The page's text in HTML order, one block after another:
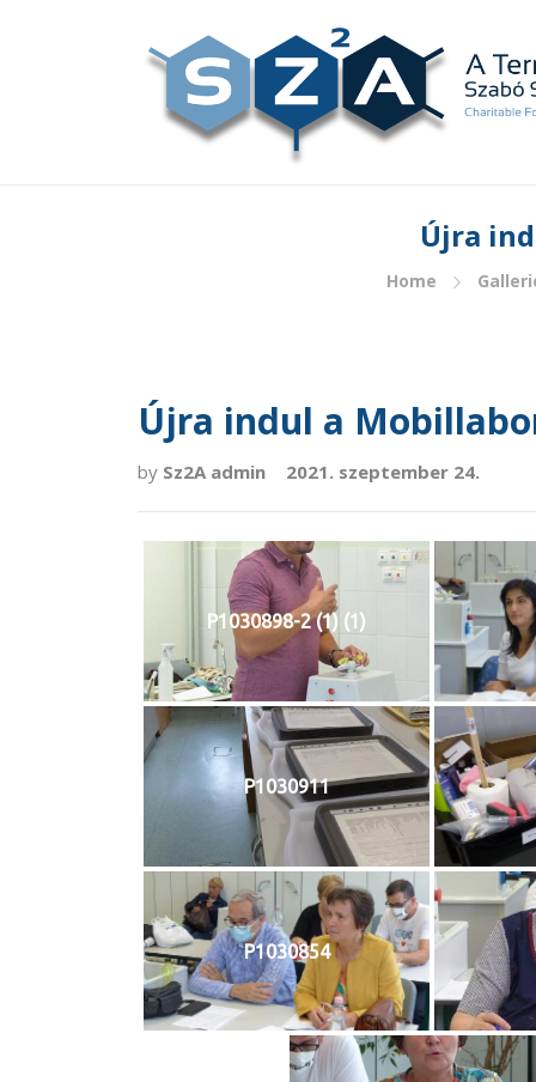
Újra
Home
Újra indul a
by Sz2A admin 2021. szeptember 24.
P1030898-2 (1) (1)
P1030911
P1030854